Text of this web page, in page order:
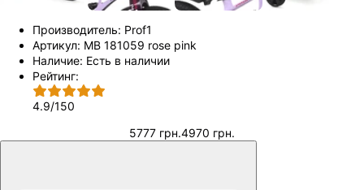
Производитель: Prof1
Артикул: MB 181059 rose pink
Наличие: Есть в наличии
Рейтинг:
4.9/150
5777 грн.4970 грн.